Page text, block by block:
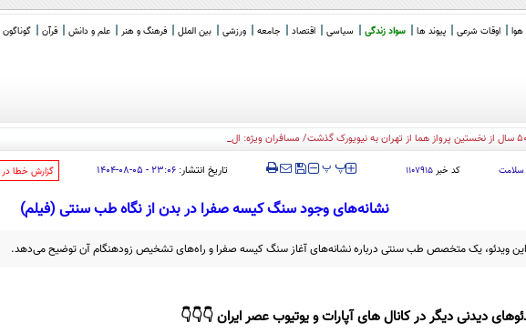
اوقات شرعی پیوند ها سواد زندگی سیاسی اقتصاد جامعه ورزشی بین الملل فرهنگ و هنر علم و دانش قرآن گوناگون
50 سال از نخستین پرواز هما از تهران به نیویورک گذشت/ مسافران ویژه: الیزابت تیلور
سلامت کد خبر۱۱۰۷۹۱۵ ‍‍‍ پپ تاریخ انتشار: ۲۳:۰۶ - ۰۵-۰۸-۱۴۰۴ ‌گزارش خطا در
نشانه‌های وجود سنگ کیسه صفرا در بدن از نگاه طب سنتی (فیلم)
ویدئو، یک متخصص طب سنتی درباره نشانه‌های آغاز سنگ کیسه صفرا و راه‌های تشخیص زودهنگام آن توضیح می‌دهد.
دیدنی دیگر در کانال های آپارات و یوتیوب عصر ایران 👇👇👇